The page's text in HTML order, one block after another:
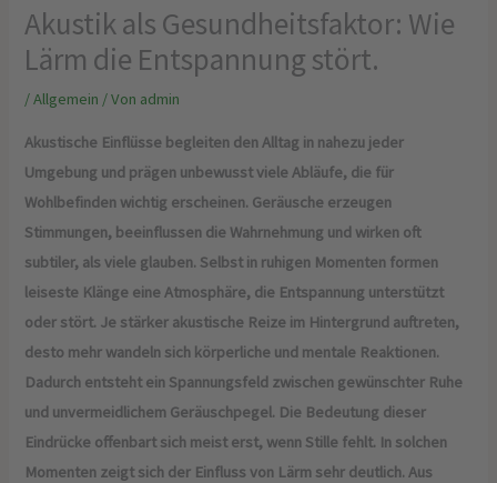
Akustik als Gesundheitsfaktor: Wie
Lärm die Entspannung stört.
/Allgemein / Von admin
Akustische Einflüsse begleiten den Alltag in nahezu jeder
Umgebung und prägen unbewusst viele Abläufe, die für
Wohlbefinden wichtig erscheinen. Geräusche erzeugen
Stimmungen, beeinflussen die Wahrnehmung und wirken oft
subtiler, als viele glauben. Selbst in ruhigen Momenten formen
leiseste Klänge eine Atmosphäre, die Entspannung unterstützt
oder stört. Je stärker akustische Reize im Hintergrund auftreten,
desto mehr wandeln sich körperliche und mentale Reaktionen.
Dadurch entsteht ein Spannungsfeld zwischen gewünschter Ruhe
und unvermeidlichem Geräuschpegel. Die Bedeutung dieser
Eindrücke offenbart sich meist erst, wenn Stille fehlt. In solchen
Momenten zeigt sich der Einfluss von Lärm sehr deutlich. Aus